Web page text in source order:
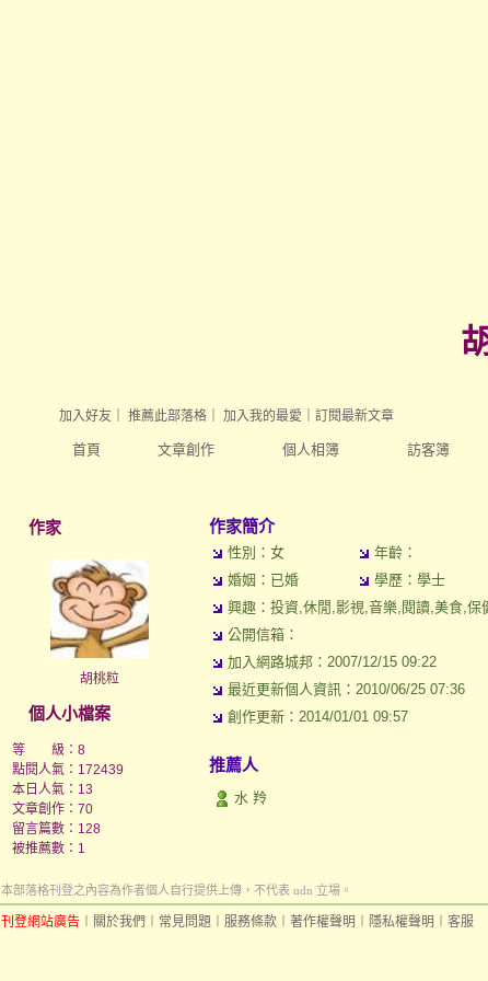
首頁 文章創作 個人相簿 訪客簿
加入好友 推薦此部落格 加入我的最愛 訂閱最新文章
作家
胡桃粒
個人小檔案
等 級：8
點閱人氣：172439
本日人氣：13
文章創作：70
留言篇數：128
被推薦數： 1
作家簡介
性別：女 年齡：
婚姻：已婚
學歷：學士
興趣：投資,休閒,影視,音樂,閱讀,美食,保
公開信箱：
加入網路城邦：2007/12/15 09:22
最近更新個人資訊：2010/06/25 07:36
創作更新：2014/01/01 09:57
推薦人
水 羚
本部落格刊登之內容為作者個人自行提供上傳，不代表 udn 立場。
刊登網站廣告 關於我們 常見問題 服務條款 著作權聲明 隱私權聲明 客服